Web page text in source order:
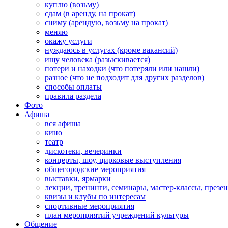
куплю (возьму)
сдам (в аренду, на прокат)
сниму (арендую, возьму на прокат)
меняю
окажу услуги
нуждаюсь в услугах (кроме вакансий)
ищу человека (разыскивается)
потери и находки (что потеряли или нашли)
разное (что не подходит для других разделов)
способы оплаты
правила раздела
Фото
Афиша
вся афиша
кино
театр
дискотеки, вечеринки
концерты, шоу, цирковые выступления
общегородские мероприятия
выставки, ярмарки
лекции, тренинги, семинары, мастер-классы,
квизы и клубы по интересам
спортивные мероприятия
план мероприятий учреждений культуры
Общение